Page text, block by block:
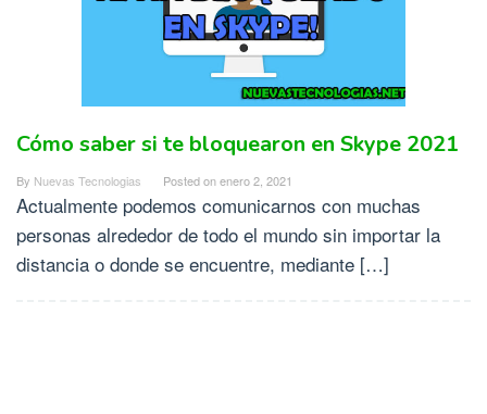
Cómo saber si te bloquearon en Skype 2021
By Nuevas Tecnologias Posted onenero 2, 2021
Actualmente podemos comunicarnos con muchas
personas alrededor de todo el mundo sin importar la
distancia o donde se encuentre, mediante […]